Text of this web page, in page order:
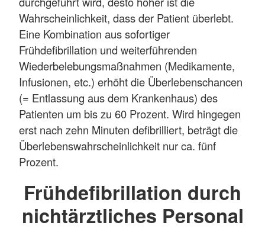
Wahrscheinlichkeit, dass der Patient überlebt.
Eine Kombination aus sofortiger
Frühdefibrillation und weiterführenden
Wiederbelebungsmaßnahmen (Medikamente,
Infusionen, etc.) erhöht die Überlebenschancen
(= Entlassung aus dem Krankenhaus) des
Patienten um bis zu 60 Prozent. Wird hingegen
erst nach zehn Minuten defibrilliert, beträgt die
Überlebenswahrscheinlichkeit nur ca. fünf
Prozent.
Frühdefibrillation durch
nichtärztliches Personal